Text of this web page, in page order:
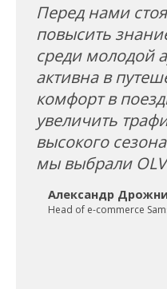
Перед нами
повысить
среди молодой
активна в
комфорт в
увеличить
высокого
мы выбрали
Александр
Head of e-commerce